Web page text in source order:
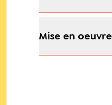
Mise en oeuvre